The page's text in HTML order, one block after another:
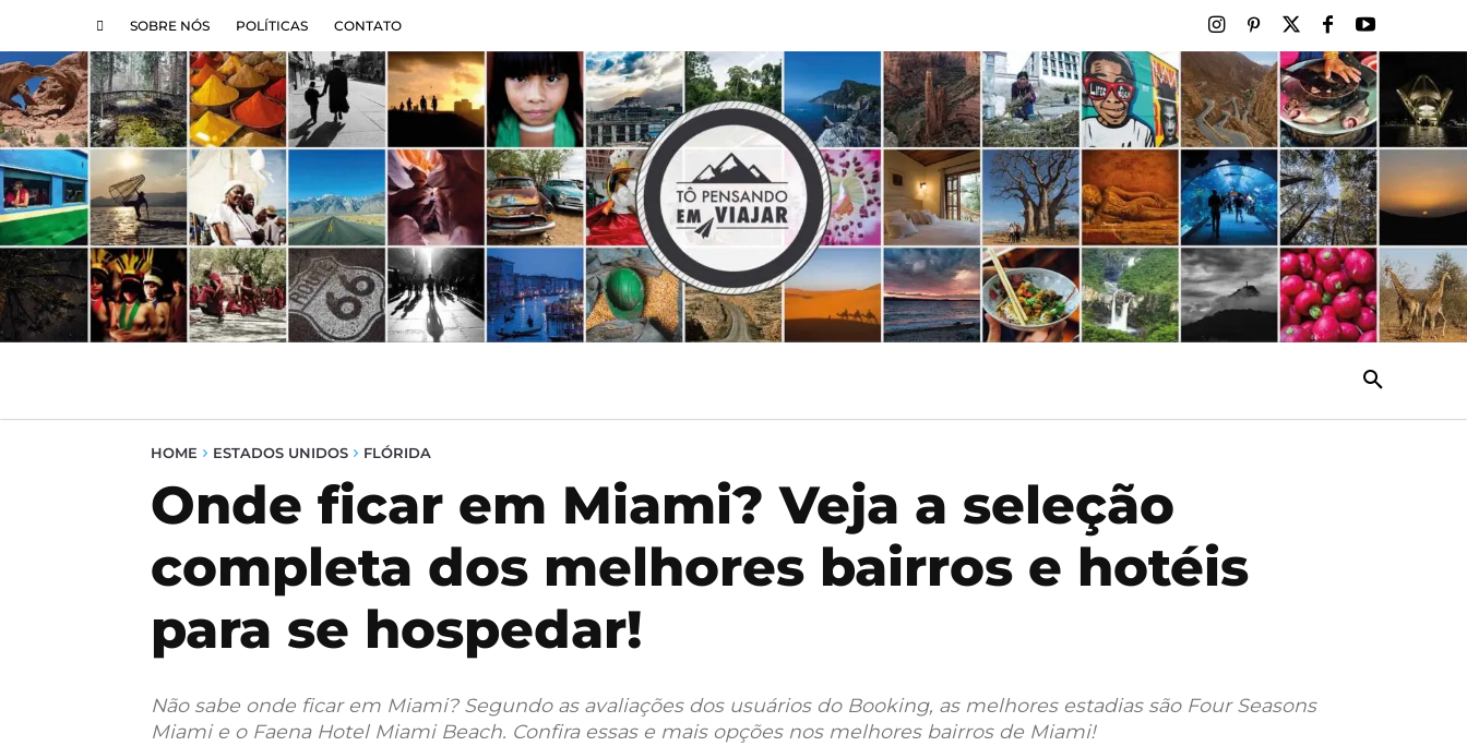
SOBRE NÓS POLÍTICAS CONTATO
HOME ESTADOS UNIDOS FLÓRIDA
Onde ficar em Miami? Veja a seleção
completa dos melhores bairros e hotéis
para se hospedar!
Não sabe onde ficar em Miami? Segundo as avaliações dos usuários do Booking, as melhores estadias são Four Seasons
Miami e o Faena Hotel Miami Beach. Confira essas e mais opções nos melhores bairros de Miami!